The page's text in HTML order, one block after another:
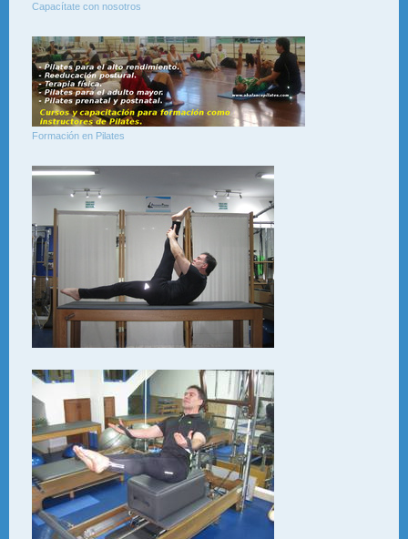
Capacítate con nosotros
Formación en Pilates